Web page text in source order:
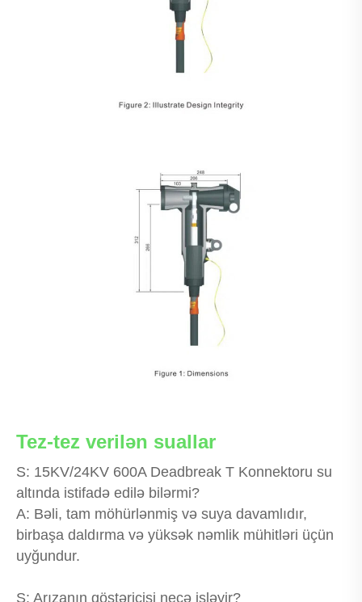
Tez-tez verilən suallar
S: 15KV/24KV 600A Deadbreak T Konnektoru su
altında istifadə edilə bilərmi?
A: Bəli, tam möhürlənmiş və suya davamlıdır,
birbaşa daldırma və yüksək nəmlik mühitləri üçün
uyğundur.
S: Arızanın göstəricisi necə işləyir?